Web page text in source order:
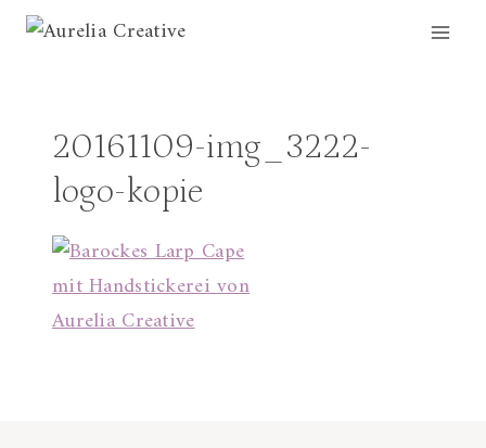
Zum
20161109-img_3222-
logo-kopie